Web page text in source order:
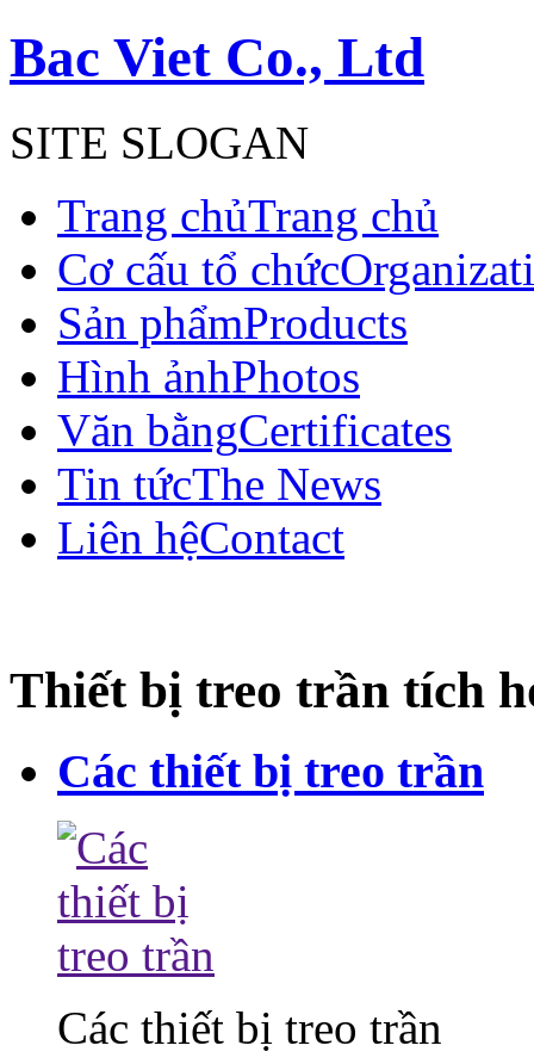
Bac Viet Co., Ltd
SITE SLOGAN
Trang chủTrang chủ
Cơ cấu tổ chức
Sản phẩmProducts
Hình ảnhPhotos
Văn bằngCertificates
Tin tứcThe News
Liên hệContact
Thiết bị treo trần tích
Các thiết bị treo trần
Các thiết bị treo trần